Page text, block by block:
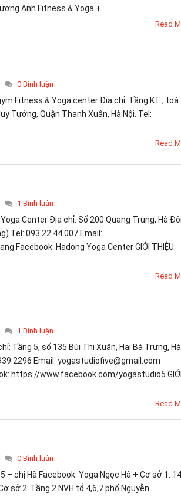
Anh Fitness & Yoga +
Read
0 Bình luận
Fitness & Yoga center Địa chỉ: Tầng KT , toà
Tưởng, Quận Thanh Xuân, Hà Nội. Tel:
Read
1 Bình luận
Yoga Center Địa chỉ: Số 200 Quang Trung, Hà
Tel: 093.22.44.007 Email:
Facebook: Hadong Yoga Center GIỚI THIỆU:
Read
1 Bình luận
Tầng 5, số 135 Bùi Thị Xuân, Hai Bà Trưng, Hà
Email: yogastudiofive@gmail.com
https://www.facebook.com/yogastudio5 GIỚI
Read
0 Bình luận
– chị Hà Facebook: Yoga Ngọc Hà + Cơ sở 1:
sở 2: Tầng 2 NVH tổ 4,6,7 phố Nguyễn